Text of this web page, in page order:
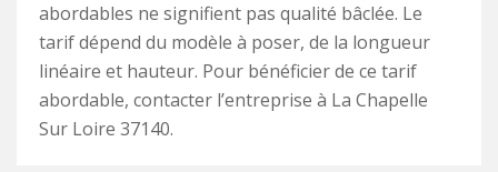
abordables ne signifient pas qualité bâclée. Le
tarif dépend du modèle à poser, de la longueur
linéaire et hauteur. Pour bénéficier de ce tarif
abordable, contacter l’entreprise à La Chapelle
Sur Loire 37140.